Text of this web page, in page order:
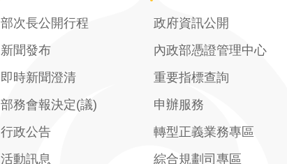
部次長公開行程
新聞發布
即時新聞澄清
部務會報決定(議)
行政公告
活動訊息
政府資訊公開
內政部憑證管理中心
重要指標查詢
申辦服務
轉型正義業務專區
綜合規劃司專區